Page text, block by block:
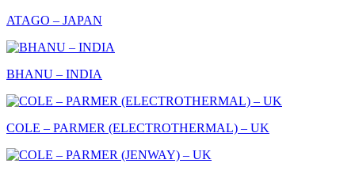
ATAGO – JAPAN
BHANU – INDIA
COLE – PARMER (ELECTROTHERMAL) – UK